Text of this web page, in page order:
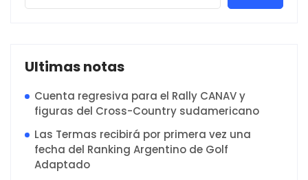
Ultimas notas
Cuenta regresiva para el Rally CANAV y
figuras del Cross-Country sudamericano
Las Termas recibirá por primera vez una
fecha del Ranking Argentino de Golf
Adaptado